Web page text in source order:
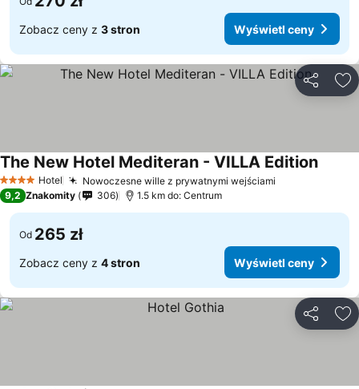
Zobacz ceny z 3 stron Wyświetl ceny
4 KategoriaHotel Nowoczesne wille z prywatnymi wejściami
The New Hotel Mediteran - VILLA Edition
9,2 Znakomity 306 1.5 km do: Centrum
Od 265 zł
Zobacz ceny z 4 stron Wyświetl ceny